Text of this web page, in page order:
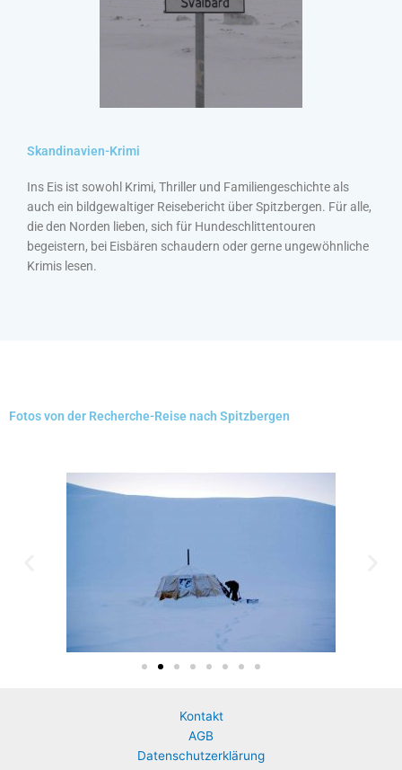
Skandinavien-Krimi
Ins Eis ist sowohl Krimi, Thriller und Familiengeschichte als
auch ein bildgewaltiger Reisebericht über Spitzbergen. Für alle,
die den Norden lieben, sich für Hundeschlittentouren
begeistern, bei Eisbären schaudern oder gerne ungewöhnliche
Krimis lesen.
Fotos von der Recherche-Reise nach Spitzbergen
Kontakt
AGB
Datenschutzerklärung